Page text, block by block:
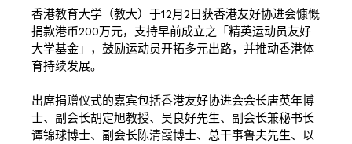
香港教育大学（教大）于12月2日获香港友好协进会慷慨
捐款港币200万元，支持早前成立之「精英运动员友好
大学基金」，鼓励运动员开拓多元出路，并推动香港体
育持续发展。
出席捐赠仪式的嘉宾包括香港友好协进会会长唐英年博
士、副会长胡定旭教授、吴良好先生、副会长兼秘书长
谭锦球博士、副会长陈清霞博士、总干事鲁夫先生、以